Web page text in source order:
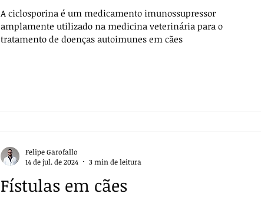
A ciclosporina é um medicamento imunossupressor
amplamente utilizado na medicina veterinária para o
tratamento de doenças autoimunes em cães
Fístulas em cães
Felipe Garofallo
14 de jul. de 2024
3 min de leitura